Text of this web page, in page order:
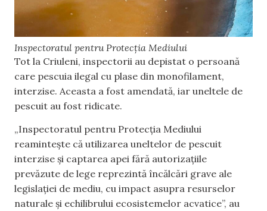
Inspectoratul pentru Protecția Mediului
Tot la Criuleni, inspectorii au depistat o persoană
care pescuia ilegal cu plase din monofilament,
interzise. Aceasta a fost amendată, iar uneltele de
pescuit au fost ridicate.
„Inspectoratul pentru Protecția Mediului
reamintește că utilizarea uneltelor de pescuit
interzise și captarea apei fără autorizațiile
prevăzute de lege reprezintă încălcări grave ale
legislației de mediu, cu impact asupra resurselor
naturale și echilibrului ecosistemelor acvatice”, au